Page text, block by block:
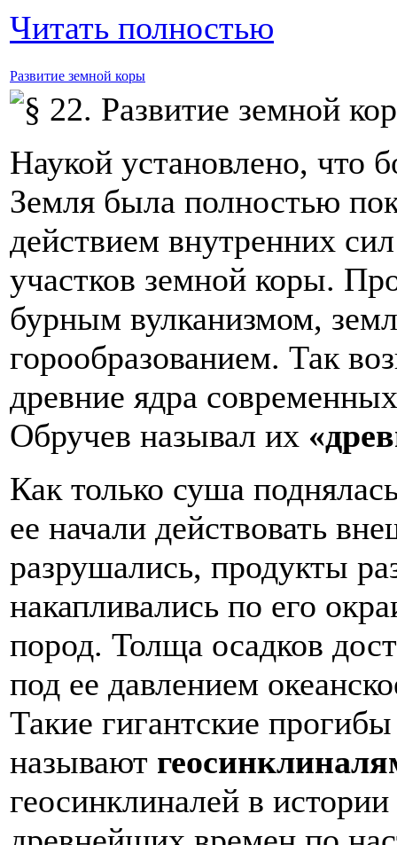
Читать полностью
Развитие земной коры
Наукой установлено, что
Земля была полностью
действием внутренних
участков земной коры.
бурным вулканизмом,
горообразованием. Так
древние ядра
Обручев называл их
Как только суша
ее начали действовать
разрушались, продукты
накапливались по его
пород. Толща осадков
под ее давлением
Такие гигантские
называют
геосинклиналей в